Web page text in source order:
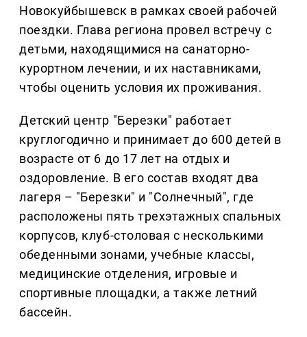
Новокуйбышевск в рамках своей рабочей
поездки. Глава региона провел встречу с
детьми, находящимися на санаторно-
курортном лечении, и их наставниками,
чтобы оценить условия их проживания.
Детский центр "Березки" работает
круглогодично и принимает до 600 детей в
возрасте от 6 до 17 лет на отдых и
оздоровление. В его состав входят два
лагеря – "Березки" и "Солнечный", где
расположены пять трехэтажных спальных
корпусов, клуб-столовая с несколькими
обеденными зонами, учебные классы,
медицинские отделения, игровые и
спортивные площадки, а также летний
бассейн.